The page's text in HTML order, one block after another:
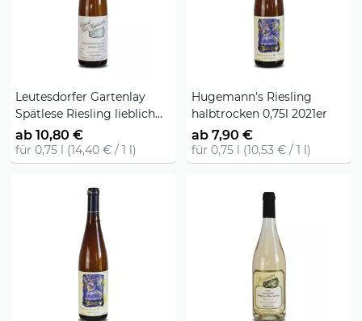
Leutesdorfer Gartenlay
Spätlese Riesling lieblich
0,75 l
ab 10,80 €
für 0,75 l (14,40 € / 1 l)
Hugemann's Riesling
halbtrocken 0,75l 2021er
ab 7,90 €
für 0,75 l (10,53 € / 1 l)